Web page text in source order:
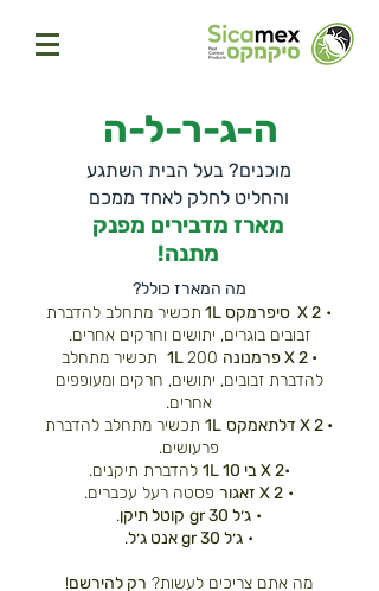
ה-ג-ר-ל-ה
מוכנים? בעל הבית השתגע
והחליט לחלק לאחד ממכם
מארז מדבירים מפנק
מתנה!
מה המארז כולל?
• 2 X סיפרמקס 1L
תכשיר מתחלב להדברת
זבובים בוגרים, יתושים וחרקים אחרים.
• 2 X פרמנונה
1L
תכשיר מתחלב
להדברת זבובים, יתושים, חרקים ומעופפים
אחרים.
• 2 X דלתאמקס
1L תכשיר מתחלב להדברת
פרעושים.
•2 X בי 10 1L
להדברת תיקנים.
• 2 X זאגור
פסטה רעל עכברים.
• ג׳ל 30 gr קוטל תיקן.
• ג׳ל 30 gr אנט ג׳ל .
מה אתם צריכים לעשות? רק להירשם!